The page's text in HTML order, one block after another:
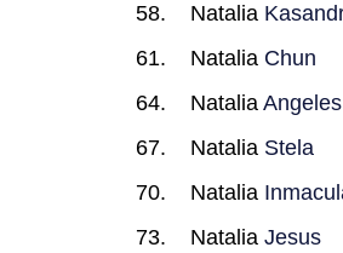
Natalia
Natalia Chun
Natalia Angeles
Natalia Stela
Natalia
Natalia Jesus